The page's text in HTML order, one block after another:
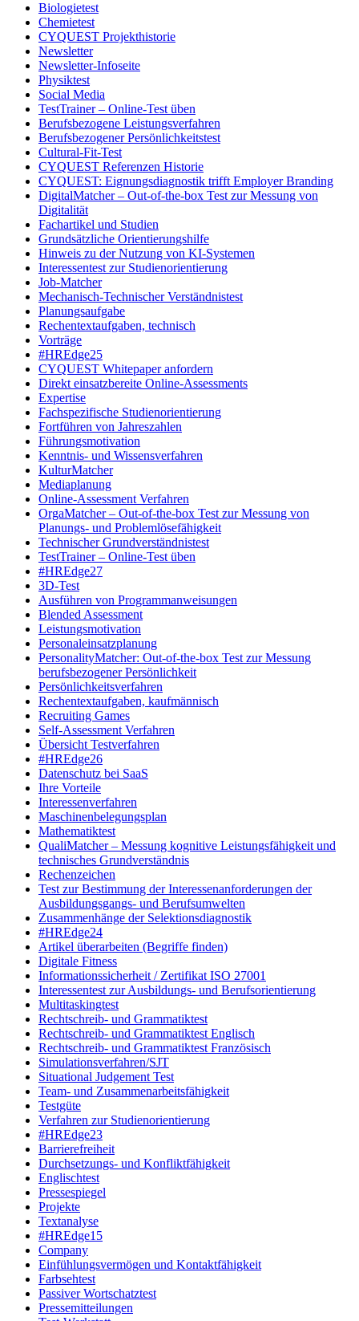
Biologietest
Chemietest
CYQUEST Projekthistorie
Newsletter
Newsletter-Infoseite
Physiktest
Social Media
TestTrainer – Online-Test üben
Berufsbezogene Leistungsverfahren
Berufsbezogener Persönlichkeitstest
Cultural-Fit-Test
CYQUEST Referenzen Historie
CYQUEST: Eignungsdiagnostik trifft Employer Branding
DigitalMatcher – Out-of-the-box Test zur Messung von
Digitalität
Fachartikel und Studien
Grundsätzliche Orientierungshilfe
Hinweis zu der Nutzung von KI-Systemen
Interessentest zur Studienorientierung
Job-Matcher
Mechanisch-Technischer Verständnistest
Planungsaufgabe
Rechentextaufgaben, technisch
Vorträge
#HREdge25
CYQUEST Whitepaper anfordern
Direkt einsatzbereite Online-Assessments
Expertise
Fachspezifische Studienorientierung
Fortführen von Jahreszahlen
Führungsmotivation
Kenntnis- und Wissensverfahren
KulturMatcher
Mediaplanung
Online-Assessment Verfahren
OrgaMatcher – Out-of-the-box Test zur Messung von
Planungs- und Problemlösefähigkeit
Technischer Grundverständnistest
TestTrainer – Online-Test üben
#HREdge27
3D-Test
Ausführen von Programmanweisungen
Blended Assessment
Leistungsmotivation
Personaleinsatzplanung
PersonalityMatcher: Out-of-the-box Test zur Messung
berufsbezogener Persönlichkeit
Persönlichkeitsverfahren
Rechentextaufgaben, kaufmännisch
Recruiting Games
Self-Assessment Verfahren
Übersicht Testverfahren
#HREdge26
Datenschutz bei SaaS
Ihre Vorteile
Interessenverfahren
Maschinenbelegungsplan
Mathematiktest
QualiMatcher – Messung kognitive Leistungsfähigkeit und
technisches Grundverständnis
Rechenzeichen
Test zur Bestimmung der Interessenanforderungen der
Ausbildungsgangs- und Berufsumwelten
Zusammenhänge der Selektionsdiagnostik
#HREdge24
Artikel überarbeiten (Begriffe finden)
Digitale Fitness
Informationssicherheit / Zertifikat ISO 27001
Interessentest zur Ausbildungs- und Berufsorientierung
Multitaskingtest
Rechtschreib- und Grammatiktest
Rechtschreib- und Grammatiktest Englisch
Rechtschreib- und Grammatiktest Französisch
Simulationsverfahren/SJT
Situational Judgement Test
Team- und Zusammenarbeitsfähigkeit
Testgüte
Verfahren zur Studienorientierung
#HREdge23
Barrierefreiheit
Durchsetzungs- und Konfliktfähigkeit
Englischtest
Pressespiegel
Projekte
Textanalyse
#HREdge15
Company
Einfühlungsvermögen und Kontaktfähigkeit
Farbsehtest
Passiver Wortschatztest
Pressemitteilungen